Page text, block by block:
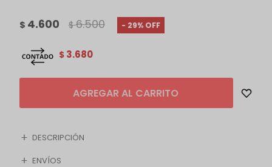
$ 4.600 $ 6.500 29
$ 3.680
AGREGAR AL CARRITO
DESCRIPCIÓN
ENVÍOS